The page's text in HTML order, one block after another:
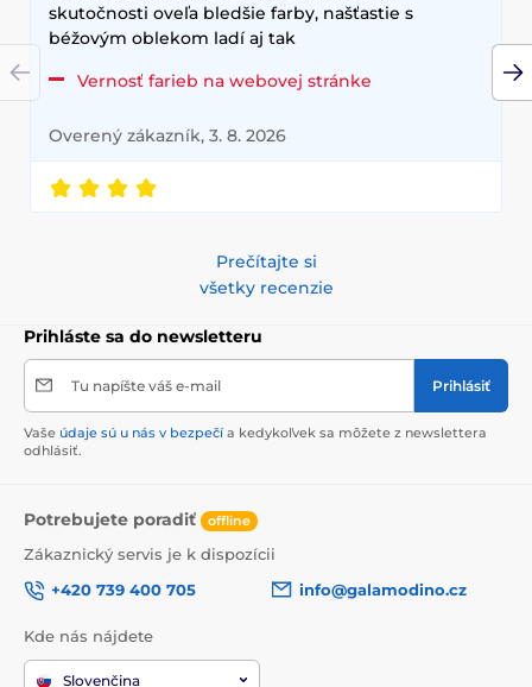
skutočnosti oveľa bledšie farby, našťastie s
béžovým oblekom ladí aj tak
Vernosť farieb na webovej stránke
Overený zákazník, 3. 8. 2026
Prečítajte si
všetky recenzie
Prihláste sa do newsletteru
Tu napíšte váš e-mail Prihlásiť
Vaše údaje sú u nás v bezpečí a kedykoľvek sa môžete z newslettera
odhlásiť.
Potrebujete poradiť offline
Zákaznický servis je k dispozícii
+420 739 400 705
info@galamodino.cz
Kde nás nájdete
Slovenčina